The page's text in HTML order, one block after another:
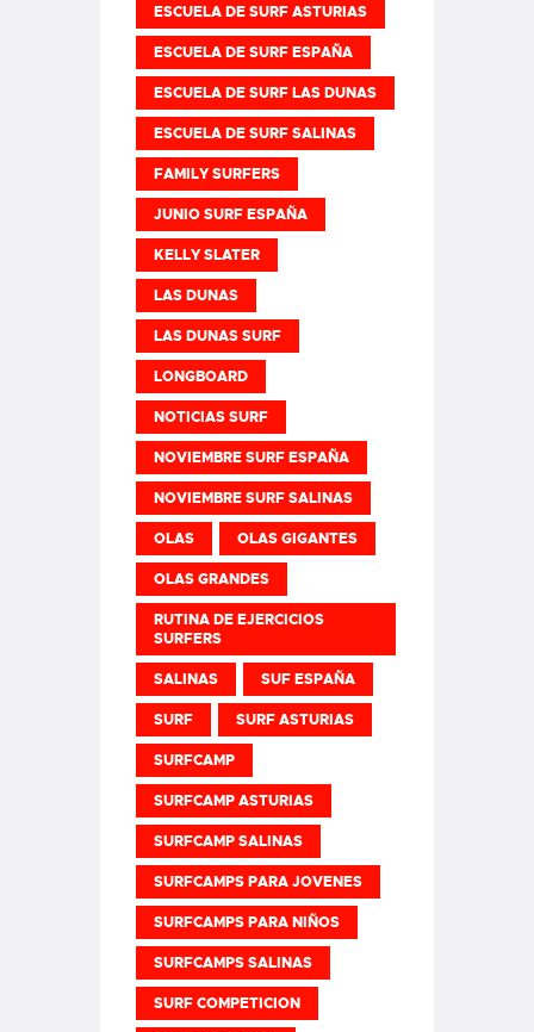
ESCUELA DE SURF ASTURIAS
ESCUELA DE SURF ESPAÑA
ESCUELA DE SURF LAS DUNAS
ESCUELA DE SURF SALINAS
FAMILY SURFERS
JUNIO SURF ESPAÑA
KELLY SLATER
LAS DUNAS
LAS DUNAS SURF
LONGBOARD
NOTICIAS SURF
NOVIEMBRE SURF ESPAÑA
NOVIEMBRE SURF SALINAS
OLAS OLAS GIGANTES
OLAS GRANDES
RUTINA DE EJERCICIOS
SURFERS
SALINAS SUF ESPAÑA
SURF SURF ASTURIAS
SURFCAMP
SURFCAMP ASTURIAS
SURFCAMP SALINAS
SURFCAMPS PARA JOVENES
SURFCAMPS PARA NIÑOS
SURFCAMPS SALINAS
SURF COMPETICION